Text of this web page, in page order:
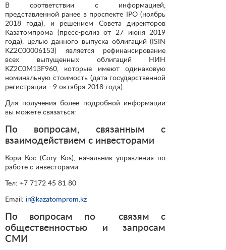
В соответствии с информацией,
представленной ранее в проспекте IPO (ноябрь
2018 года), и решением Совета директоров
Казатомпрома (пресс-релиз от 27 июня 2019
года), целью данного выпуска облигаций (ISIN
KZ2C00006153) является рефинансирование
всех выпущенных облигаций НИН
KZ2C0M13F960, которые имеют одинаковую
номинальную стоимость (дата государственной
регистрации - 9 октября 2018 года).
Для получения более подробной информации
вы можете связаться:
По вопросам, связанным с
взаимодействием с инвесторами
Кори Кос (Cory Kos), начальник управления по
работе с инвесторами
Тел: +7 7172 45 81 80
Email: ir@kazatomprom.kz
По вопросам по связям с
общественностью и запросам
СМИ